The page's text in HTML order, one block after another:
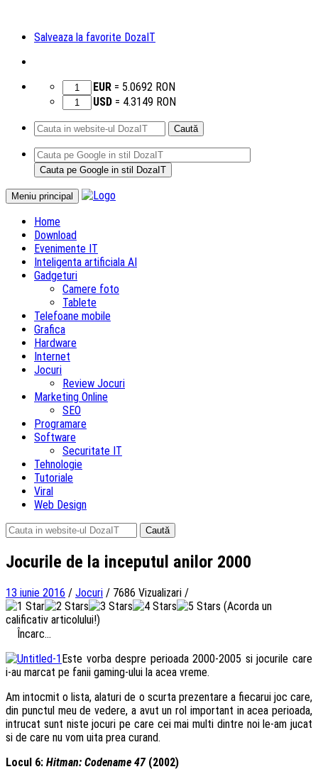
Salveaza la favorite DozaIT
EUR = 5.0692 RON
USD = 4.3149 RON
Caută
după:
Meniu principal
Sari
Home
Download
Evenimente IT
Inteligenta artificiala AI
Gadgeturi
Camere foto
Tablete
Telefoane mobile
Grafica
Hardware
Internet
Jocuri
Review Jocuri
Marketing Online
SEO
Programare
Software
Securitate IT
Tehnologie
Tutoriale
Viral
Web Design
Caută
după:
Jocurile de la inceputul anilor 2000
13 iunie 2016 / Jocuri / 7686 Vizualizari /
(Acorda un
calificativ articolului!)
Încarc...
Este vorba despre perioada 2000-2005 si jocurile care
i-au marcat pe fanii gaming-ului la acea vreme.
Am intocmit o lista, alaturi de o scurta prezentare a fiecarui joc care,
din punctul meu de vedere, a avut un rol important in acea perioada,
intrucat sunt niste jocuri pe care cei mai multi dintre noi le-am jucat
si de care nu vom uita prea curand.
Locul 6: Hitman: Codename 47 (2002)